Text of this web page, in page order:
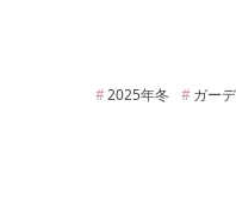
2025年冬 ガー